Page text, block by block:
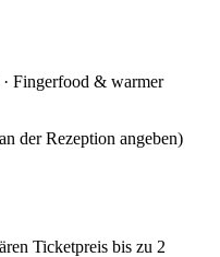
Fingerfood & warmer
der Rezeption angeben)
Ticketpreis bis zu 2